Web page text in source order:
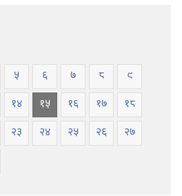
५ ६ ७ ८
९
१४ १५ १६ १७
१८
२३ २४ २५ २६
२७